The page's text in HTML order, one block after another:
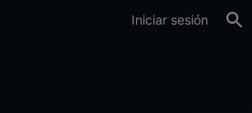
Iniciar sesión